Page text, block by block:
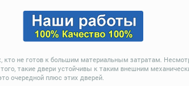
не готов к большим материальным затратам.
такие двери устойчивы к таким внешним
очередной плюс этих дверей.